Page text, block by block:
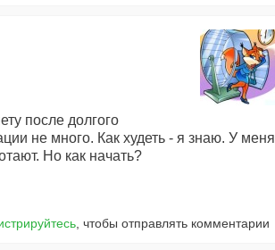
после долгого
не много. Как худеть - я знаю. У меня
Но как начать?
, чтобы отправлять комментарии